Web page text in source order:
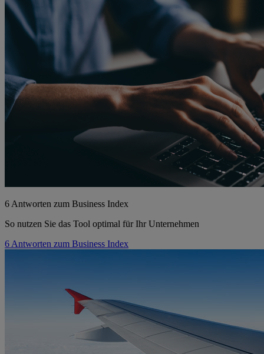
6 Antworten zum Business Index
So nutzen Sie das Tool optimal für Ihr Unternehmen
6 Antworten zum Business Index